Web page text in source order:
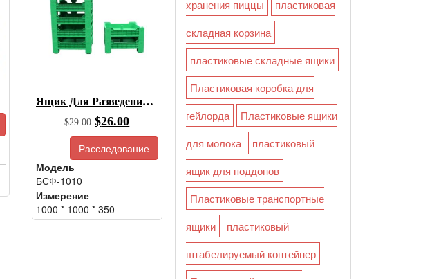
Ящик Для Разведения Насекомых На Продажу
$29.00 Первоначальная
цена
была:
$26.00Текущая
цена:
$26.00.
Расследование
Модель
БСФ-1010
Измерение
1000 * 1000 * 350
хранения пиццы
пластиковая
складная корзина
пластиковые складные ящики
Пластиковая коробка для
гейлорда
Пластиковые ящики
для молока
пластиковый
ящик для поддонов
Пластиковые транспортные
ящики
пластиковый
штабелируемый контейнер